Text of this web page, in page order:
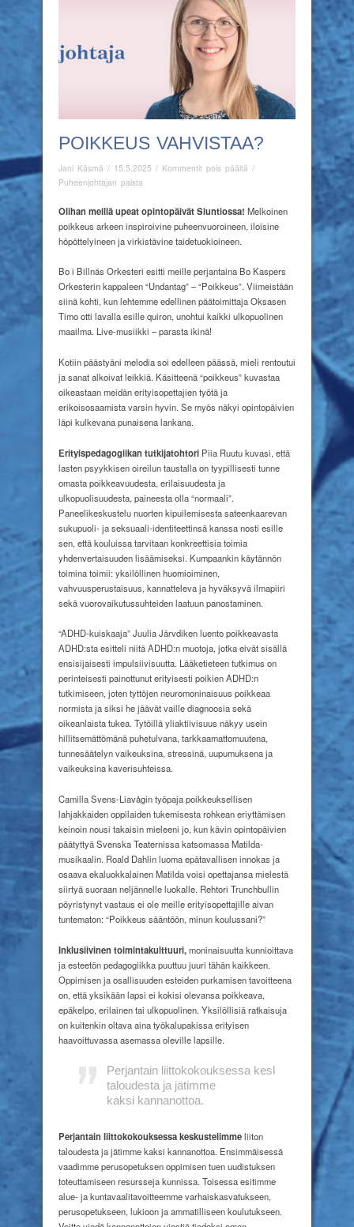
POIKKEUS VAHVISTAA?
Jani Käsmä / 15.5.2025 / Kommentit pois päältä artikkelissa
/
Puheenjohtajan palsta
Olihan meillä upeat opintopäivät Siuntiossa! Melkoinen
poikkeus arkeen inspiroivine puheenvuoroineen, iloisine
höpöttelyineen ja virkistävine taidetuokioineen.
Bo i Billnäs Orkesteri esitti meille perjantaina Bo Kaspers
Orkesterin kappaleen “Undantag” – “Poikkeus”. Viimeistään
siinä kohti, kun lehtemme edellinen päätoimittaja Oksasen
Timo otti lavalla esille quiron, unohtui kaikki ulkopuolinen
maailma. Live-musiikki – parasta ikinä!
Kotiin päästyäni melodia soi edelleen päässä, mieli rentoutui
ja sanat alkoivat leikkiä. Käsitteenä “poikkeus” kuvastaa
oikeastaan meidän erityisopettajien työtä ja
erikoisosaamista varsin hyvin. Se myös näkyi opintopäivien
läpi kulkevana punaisena lankana.
Erityispedagogiikan tutkijatohtori Piia Ruutu kuvasi, että
lasten psyykkisen oireilun taustalla on tyypillisesti tunne
omasta poikkeavuudesta, erilaisuudesta ja
ulkopuolisuudesta, paineesta olla “normaali”.
Paneelikeskustelu nuorten kipuilemisesta sateenkaarevan
sukupuoli- ja seksuaali-identiteettinsä kanssa nosti esille
sen, että kouluissa tarvitaan konkreettisia toimia
yhdenvertaisuuden lisäämiseksi. Kumpaankin käytännön
toimina toimii: yksilöllinen huomioiminen,
vahvuusperustaisuus, kannatteleva ja hyväksyvä ilmapiiri
sekä vuorovaikutussuhteiden laatuun panostaminen.
“ADHD-kuiskaaja” Juulia Järvdiken luento poikkeavasta
ADHD:sta esitteli niitä ADHD:n muotoja, jotka eivät sisällä
ensisijaisesti impulsiivisuutta. Lääketieteen tutkimus on
perinteisesti painottunut erityisesti poikien ADHD:n
tutkimiseen, joten tyttöjen neuromoninaisuus poikkeaa
normista ja siksi he jäävät vaille diagnoosia sekä
oikeanlaista tukea. Tytöillä yliaktiivisuus näkyy usein
hillitsemättömänä puhetulvana, tarkkaamattomuutena,
tunnesäätelyn vaikeuksina, stressinä, uupumuksena ja
vaikeuksina kaverisuhteissa.
Camilla Svens-Liavågin työpaja poikkeuksellisen
lahjakkaiden oppilaiden tukemisesta rohkean eriyttämisen
keinoin nousi takaisin mieleeni jo, kun kävin opintopäivien
päätyttyä Svenska Teaternissa katsomassa Matilda-
musikaalin. Roald Dahlin luoma epätavallisen innokas ja
osaava ekaluokkalainen Matilda voisi opettajansa mielestä
siirtyä suoraan neljännelle luokalle. Rehtori Trunchbullin
pöyristynyt vastaus ei ole meille erityisopettajille aivan
tuntematon: “Poikkeus sääntöön, minun koulussani?”
Inklusiivinen toimintakulttuuri,moninaisuutta kunnioittava
ja esteetön pedagogiikka puuttuu juuri tähän kaikkeen.
Oppimisen ja osallisuuden esteiden purkamisen tavoitteena
on, että yksikään lapsi ei kokisi olevansa poikkeava,
epäkelpo, erilainen tai ulkopuolinen. Yksilöllisiä ratkaisuja
on kuitenkin oltava aina työkalupakissa erityisen
haavoittuvassa asemassa oleville lapsille.
Perjantain liittokokouksessa keskustelimme
taloudesta ja jätimme
kaksi kannanottoa.
Perjantain liittokokouksessa keskustelimmeliiton
taloudesta ja jätimme kaksi kannanottoa. Ensimmäisessä
vaadimme perusopetuksen oppimisen tuen uudistuksen
toteuttamiseen resursseja kunnissa. Toisessa esitimme
alue- ja kuntavaalitavoitteemme varhaiskasvatukseen,
perusopetukseen, lukioon ja ammatilliseen koulutukseen.